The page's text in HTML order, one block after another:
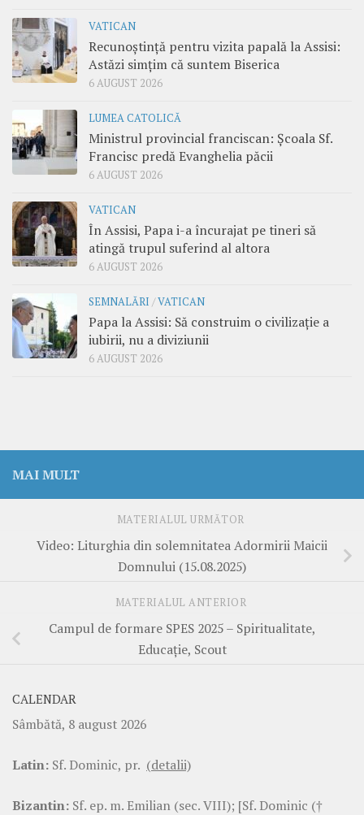
VATICAN
Recunoștință pentru vizita papală la Assisi:
Astăzi simțim că suntem Biserica
6 AUGUST 2026
LUMEA CATOLICĂ
Ministrul provincial franciscan: Școala Sf.
Francisc predă Evanghelia păcii
6 AUGUST 2026
VATICAN
În Assisi, Papa i-a încurajat pe tineri să
atingă trupul suferind al altora
6 AUGUST 2026
SEMNALĂRI /VATICAN
Papa la Assisi: Să construim o civilizație a
iubirii, nu a diviziunii
6 AUGUST 2026
MAI MULT
MATERIALUL URMĂTOR
Video: Liturghia din solemnitatea Adormirii Maicii
Domnului (15.08.2025)
MATERIALUL ANTERIOR
Campul de formare SPES 2025 – Spiritualitate,
Educație, Scout
CALENDAR
Sâmbătă, 8 august 2026
Latin: Sf. Dominic, pr. (detalii)
Bizantin: Sf. ep. m. Emilian (sec. VIII); [Sf. Dominic (†